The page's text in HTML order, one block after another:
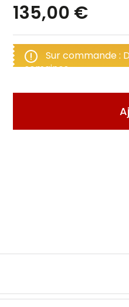
135,00 €
Sur commande :
semaines